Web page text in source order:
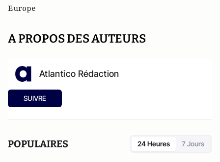
Europe
A PROPOS DES AUTEURS
Atlantico Rédaction
SUIVRE
POPULAIRES 24 Heures 7 Jours